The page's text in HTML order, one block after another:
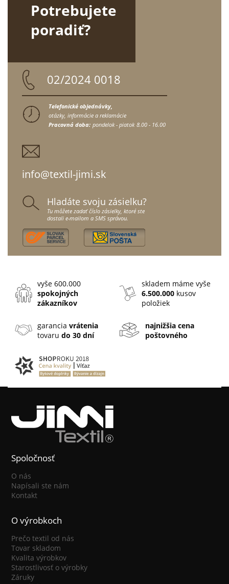
Potrebujete
poradiť?
02/2024 0018
Telefonické objednávky,
otázky, informácie a reklamácie
Pracovná doba: pondelok - piatok 8.00 - 16.00
info@textil-jimi.sk
Hladáte svoju zásielku?
Tu môžete zadať číslo zásielky, ktoré ste
dostali e-mailom a SMS správou.
vyše 600.000
spokojných
zákazníkov
skladem máme vyše
6.500.000 kusov
položiek
garanciavrátenia
tovarudo 30 dní
najnižšia cena
poštovného
Spoločnosť
O nás
Napísali ste nám
Kontakt
O výrobkoch
Prečo textil od nás
Tovar skladom
Kvalita výrobkov
Starostlivosť o výrobky
Záruky